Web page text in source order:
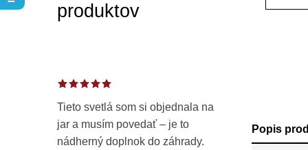
produktov
Tieto svetlá som si objednala na
jar a musím povedať – je to
nádherný doplnok do záhrady.
Popis